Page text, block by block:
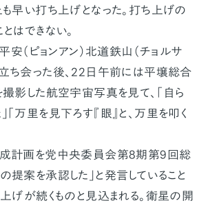
早い打ち上げとなった。打ち上げの
はできない。
（ピョンアン）北道鉄山（チョルサ
ち会った後、22日午前には平壌総合
影した航空宇宙写真を見て、「自ら
里を見下ろす『眼』と、万里を叩く
計画を党中央委員会第8期第9回総
案を承認した」と発言していること
げが続くものと見込まれる。衛星の開